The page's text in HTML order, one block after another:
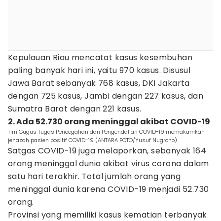
Kepulauan Riau mencatat kasus kesembuhan
paling banyak hari ini, yaitu 970 kasus. Disusul
Jawa Barat sebanyak 768 kasus, DKI Jakarta
dengan 725 kasus, Jambi dengan 227 kasus, dan
Sumatra Barat dengan 221 kasus.
2. Ada 52.730 orang meninggal akibat COVID-19
Tim Gugus Tugas Pencegahan dan Pengendalian COVID-19 memakamkan
jenazah pasien positif COVID-19 (ANTARA FOTO/Yusuf Nugroho)
Satgas COVID-19 juga melaporkan, sebanyak 164
orang meninggal dunia akibat virus corona dalam
satu hari terakhir. Total jumlah orang yang
meninggal dunia karena COVID-19 menjadi 52.730
orang.
Provinsi yang memiliki kasus kematian terbanyak